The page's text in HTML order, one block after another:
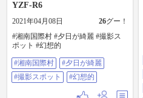
YZF-R6
2021年04月08日 26グー！
#湘南国際村 #夕日が綺麗 #撮影ス
ポット #幻想的
#湘南国際村
#夕日が綺麗
#撮影スポット
#幻想的